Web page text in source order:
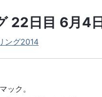
22日目 6月4日
ング2014
ック。